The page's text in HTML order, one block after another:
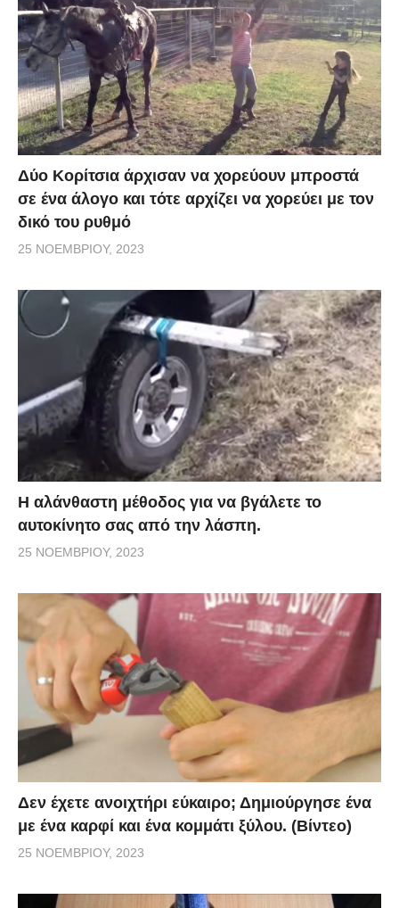
Δύο Κορίτσια άρχισαν να χορεύουν μπροστά
σε ένα άλογο και τότε αρχίζει να χορεύει με τον
δικό του ρυθμό
25 ΝΟΕΜΒΡΊΟΥ, 2023
Η αλάνθαστη μέθοδος για να βγάλετε το
αυτοκίνητο σας από την λάσπη.
25 ΝΟΕΜΒΡΊΟΥ, 2023
Δεν έχετε ανοιχτήρι εύκαιρο; Δημιούργησε ένα
με ένα καρφί και ένα κομμάτι ξύλου. (Βίντεο)
25 ΝΟΕΜΒΡΊΟΥ, 2023